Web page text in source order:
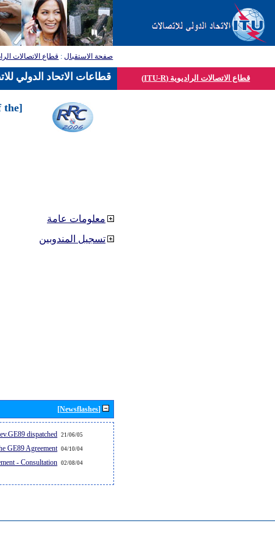
صفحة الاستقبال: قطاع الاتصالات
قطاع الاتصالات الراديوية (ITU-R)
the
معلومات عامة
تسجيل المندوبين
[Newsflashes]
21/06/05
dispatched...
04/10/04
GE89 Agreement
02/08/04
- Consultation
قطاعات الاتحاد الدولي